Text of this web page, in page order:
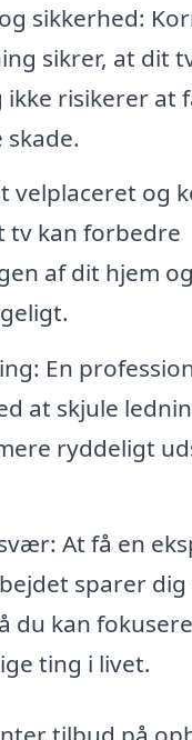
sikkerhed:
sikrer, at dit
ikke risikerer at
velplaceret og
tv kan forbedre
af dit hjem
En
at skjule
ryddeligt
At få en
sparer dig
du kan
ting i livet.